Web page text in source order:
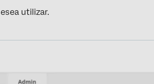
utilizar.